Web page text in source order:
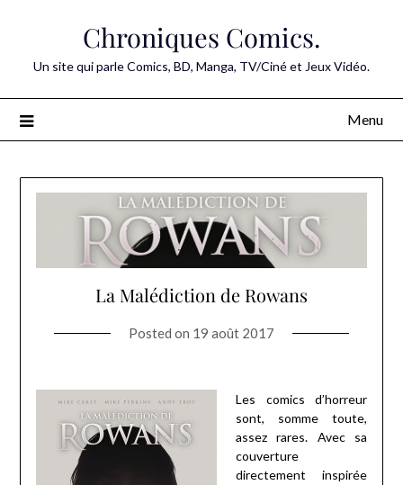
Chroniques Comics.
Un site qui parle Comics, BD, Manga, TV/Ciné et Jeux Vidéo.
Menu
La Malédiction de Rowans
Posted on 19 août 2017
Les comics d’horreur
sont, somme toute,
assez rares. Avec sa
couverture
directement inspirée